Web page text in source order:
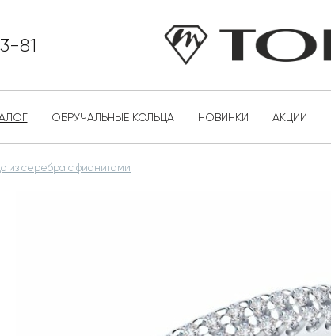
81
ОБРУЧАЛЬНЫЕ КОЛЬЦА НОВИНКИ АКЦИИ
из серебра с фианитами